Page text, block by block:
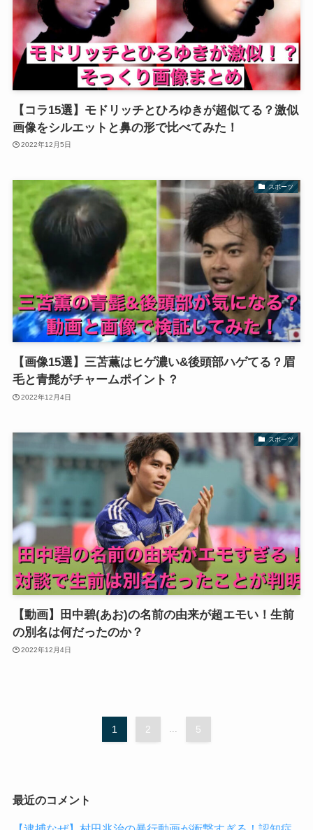
【コラ15選】モドリッチとひろゆきが超似てる？激似
画像をシルエットと鼻の形で比べてみた！
2022年12月5日
スポーツ
【画像15選】三苫薫はヒゲ濃い&後頭部ハゲてる？眉
毛と青髭がチャームポイント？
2022年12月4日
スポーツ
【動画】田中碧(あお)の名前の由来が超エモい！生前
の別名は何だったのか？
2022年12月4日
1 2 ... 5
最近のコメント